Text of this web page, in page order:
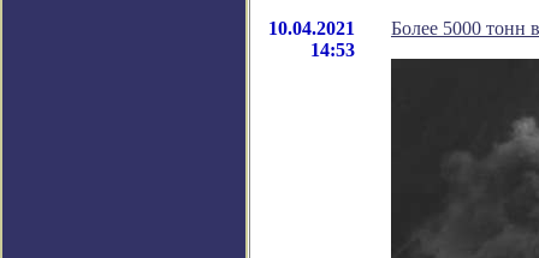
10.04.2021
14:53
Более 5000 тонн